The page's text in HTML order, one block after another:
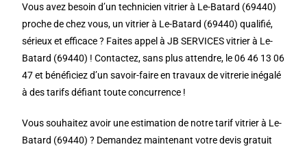
Vous avez besoin d’un technicien vitrier à Le-Batard (69440)
proche de chez vous, un vitrier à Le-Batard (69440) qualifié,
sérieux et efficace ? Faites appel à JB SERVICES vitrier à Le-
Batard (69440) ! Contactez, sans plus attendre, le 06 46 13 06
47 et bénéficiez d’un savoir-faire en travaux de vitrerie inégalé
à des tarifs défiant toute concurrence !
Vous souhaitez avoir une estimation de notre tarif vitrier à Le-
Batard (69440) ? Demandez maintenant votre devis gratuit